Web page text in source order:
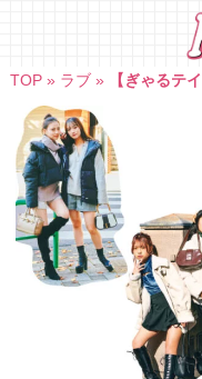
TOP» ラブ» 【ぎゃるテ